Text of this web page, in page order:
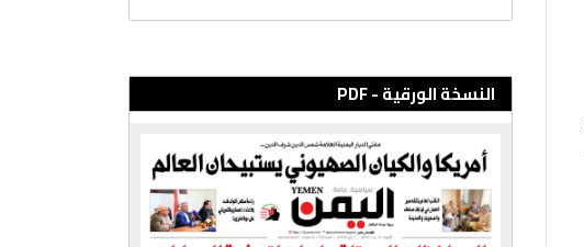
النسخة الورقية - PDF